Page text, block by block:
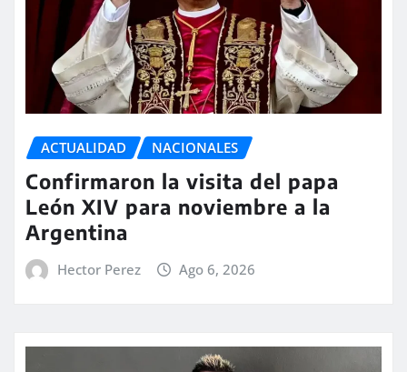
ACTUALIDAD NACIONALES
Confirmaron la visita del papa
León XIV para noviembre a la
Argentina
Hector Perez Ago 6, 2026